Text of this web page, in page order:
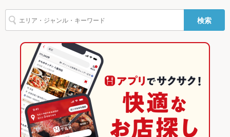
Wi-Fi あり
バリアフリ
あり ：スロープと多目的トイレ完備
なし ：近隣のコインパーキングをご利用くださいませ。
TV・プロジ
ェクタ
あり
英語メニュ
あり
千葉駅 × ダイニングバー・バル
千葉駅 × スペインバル・イタリアンバール
千葉
千葉 × ダイニングバー・バル
千葉 × スペインバル・イタリアンバール
千葉のグルメランキング
千葉のダイニングバー・バルランキング
千葉のスペインバル・イタリアンバールランキング
千葉・稲毛のグルメランキング
千葉・稲毛のダイニングバー・バルランキング
千葉・稲毛のスペインバル・イタリアンバールランキング
検索